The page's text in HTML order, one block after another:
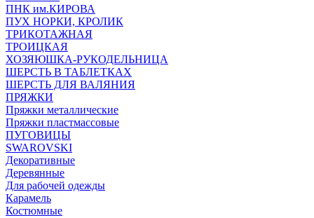
ПНК им.КИРОВА
ПУХ НОРКИ, КРОЛИК
ТРИКОТАЖНАЯ
ТРОИЦКАЯ
ХОЗЯЮШКА-РУКОДЕЛЬНИЦА
ШЕРСТЬ В ТАБЛЕТКАХ
ШЕРСТЬ ДЛЯ ВАЛЯНИЯ
ПРЯЖКИ
Пряжки металлические
Пряжки пластмассовые
ПУГОВИЦЫ
SWAROVSKI
Декоративные
Деревянные
Для рабочей одежды
Карамель
Костюмные